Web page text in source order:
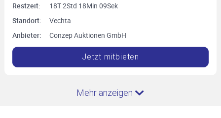
Restzeit:
18T 2Std 18Min 07Sek
Standort:
Vechta
Anbieter:
Conzep Auktionen GmbH
Jetzt mitbieten
Mehr anzeigen